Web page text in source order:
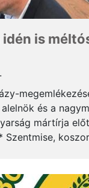
is
és a
mártírja
Szentmise,